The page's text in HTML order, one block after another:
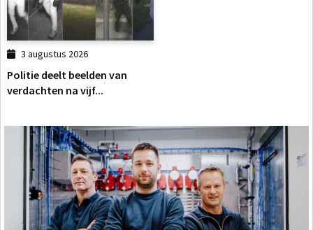
3 augustus 2026
Politie deelt beelden van
verdachten na vijf...